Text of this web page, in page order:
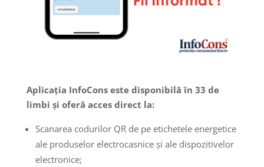
Aplicația InfoCons este disponibilă în 33 de
limbi și oferă acces direct la:
Scanarea codurilor QR de pe etichetele energetice
ale produselor electrocasnice și ale dispozitivelor
electronice;